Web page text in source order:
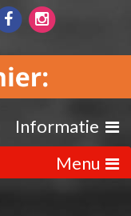
Informatie
Menu